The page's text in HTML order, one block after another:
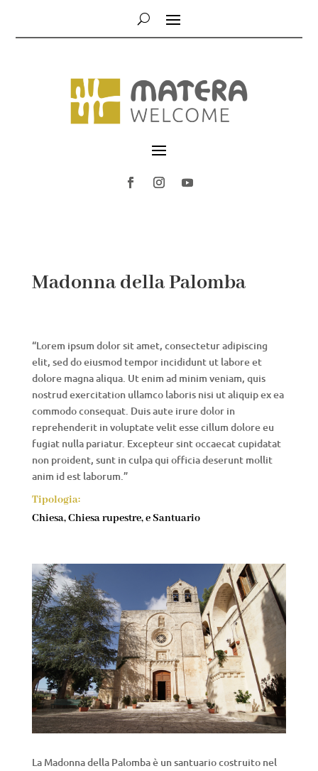
Madonna della Palomba
“Lorem ipsum dolor sit amet, consectetur adipiscing
elit, sed do eiusmod tempor incididunt ut labore et
dolore magna aliqua. Ut enim ad minim veniam, quis
nostrud exercitation ullamco laboris nisi ut aliquip ex ea
commodo consequat. Duis aute irure dolor in
reprehenderit in voluptate velit esse cillum dolore eu
fugiat nulla pariatur. Excepteur sint occaecat cupidatat
non proident, sunt in culpa qui officia deserunt mollit
anim id est laborum.”
Tipologia:
Chiesa, Chiesa rupestre, e Santuario
La Madonna della Palomba è un santuario costruito nel